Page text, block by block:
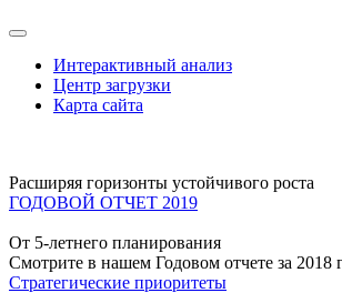
Интерактивный анализ
Центр загрузки
Карта сайта
Расширяя горизонты устойчивого роста
ГОДОВОЙ ОТЧЕТ 2019
От 5-летнего планирования
Смотрите в нашем Годовом отчете за 2018
Стратегические приоритеты